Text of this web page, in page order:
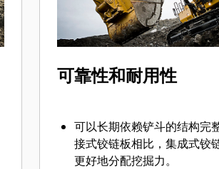
可靠性和耐用性
可以长期依赖铲斗的结构完
接式铰链板相比，集成式铰
更好地分配挖掘力。